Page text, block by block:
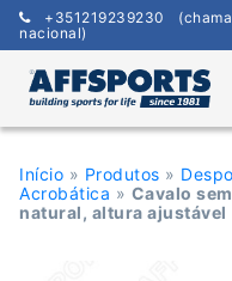
Skip
content
+351219239230
nacional)
Início » Produtos »
Acrobática » Cavalo
natural, altura ajustável